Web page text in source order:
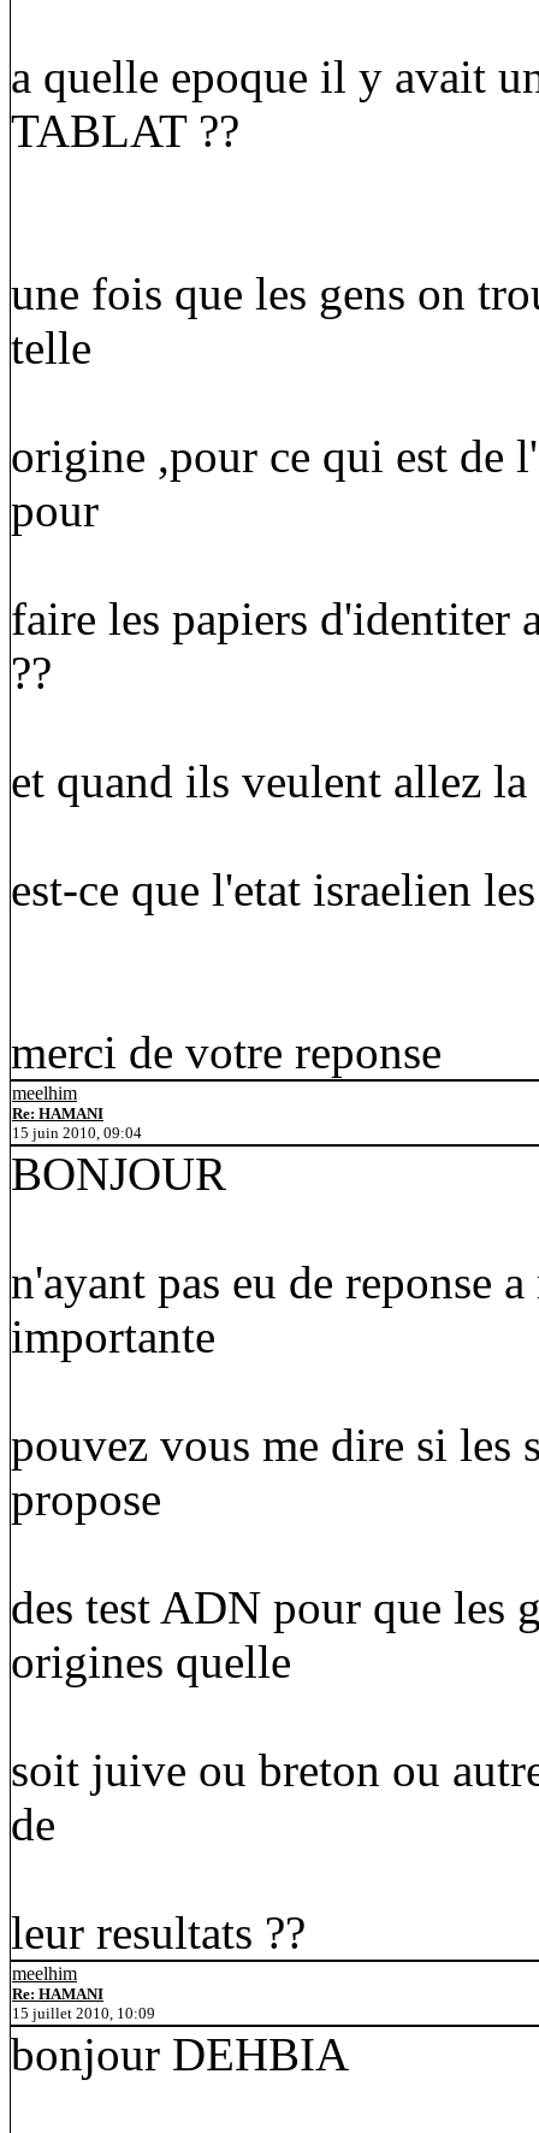
a quelle epoque il y avait
TABLAT ??
une fois que les gens on
telle
origine ,pour ce qui est de
pour
faire les papiers d'identiter
??
et quand ils veulent allez
est-ce que l'etat israelien
merci de votre reponse
meelhim
Re: HAMANI
15 juin 2010, 09:04
BONJOUR
n'ayant pas eu de reponse
importante
pouvez vous me dire si
propose
des test ADN pour que les
origines quelle
soit juive ou breton ou
de
leur resultats ??
meelhim
Re: HAMANI
15 juillet 2010, 10:09
bonjour DEHBIA